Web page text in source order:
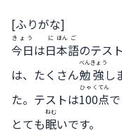
[ふりがな]
今日
きょう
は日
に
本
ほん
語
ご
のテス
は、たくさん勉
べん
強
きょう
し
た。テストは100
ひゃく
点
てん
とても眠
ねむ
いです。